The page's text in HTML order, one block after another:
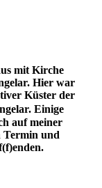
mit Kirche
Hier war
Küster der
Einige
auf meiner
Termin und